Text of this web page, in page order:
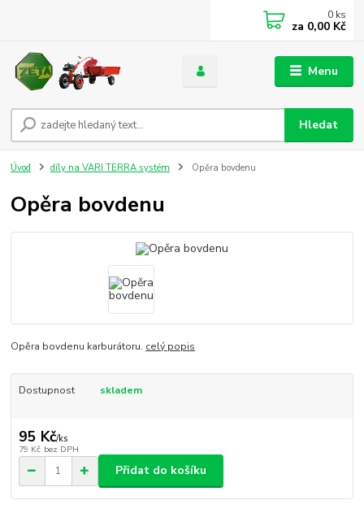
Menu
Hledat
0 ks
za 0,00 Kč
Úvod díly na VARI TERRA systém Opěra bovdenu
Opěra bovdenu
Opěra bovdenu karburátoru. celý popis
Dostupnost skladem
95 Kč/ks
79 Kč bez DPH
Přidat do košíku